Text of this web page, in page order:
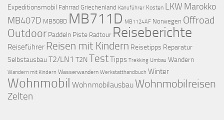
Expeditionsmobil Fahrrad Griechenland Kanuführer Kosten LKW Marokko
MB407D MB508D MB711D MB1124AF Norwegen Offroad
Outdoor Paddeln Piste Radtour Reiseberichte
Reiseführer Reisen mit Kindern Reisetipps Reparatur
SelbstausbauT2/LN1 T2N TestTipps Trekking Umbau Wandern
Wandern mit Kindern Wasserwandern Werkstatthandbuch Winter
Wohnmobil Wohnmobilausbau Wohnmobilreisen
Zelten